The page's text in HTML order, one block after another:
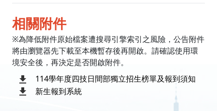
相關附件
※為降低附件原始檔案遭搜尋引擎索引之風險，公告附件
將由瀏覽器先下載至本機暫存後再開啟。請確認使用環
境安全後，再決定是否開啟附件。
114學年度四技日間部獨立招生榜單及報到須知
新生報到系統